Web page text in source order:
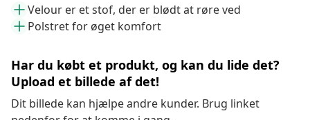
Velour er et stof, der er blødt at røre ved
Polstret for øget komfort
Har du købt et produkt, og kan du lide det?
Upload et billede af det!
Dit billede kan hjælpe andre kunder. Brug linket